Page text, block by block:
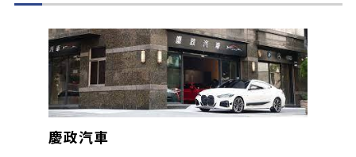
慶政汽車